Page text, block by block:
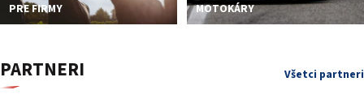
PRE FIRMY MOTOKÁRY
PARTNERI Všetci partneri